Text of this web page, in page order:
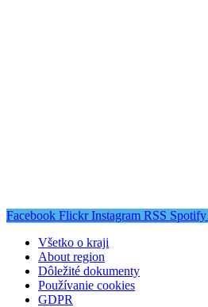
Facebook Flickr Instagram RSS Spotify
Všetko o kraji
About region
Dôležité dokumenty
Používanie cookies
GDPR